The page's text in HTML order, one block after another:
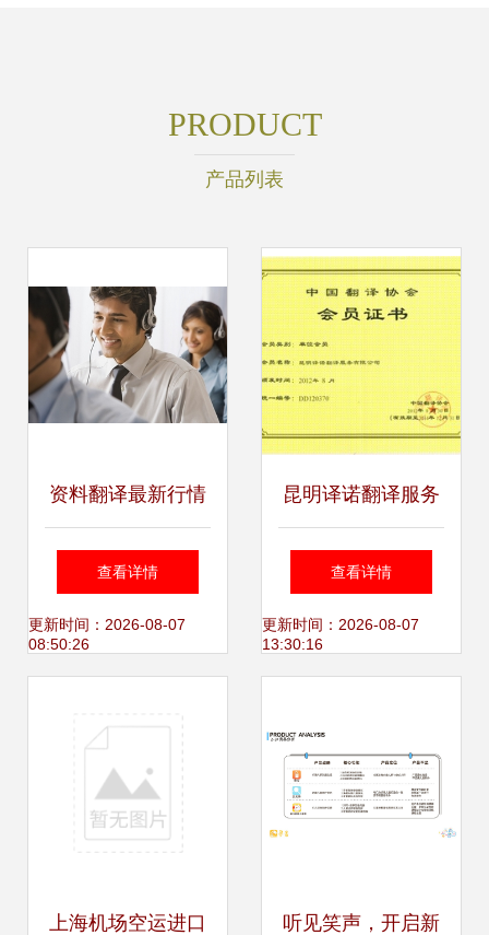
PRODUCT
产品列表
资料翻译最新行情
报价与俄语翻译公
司独特优势——北
术有限责任公司
查看详情
更新时间：2026-08-07
08:50:26
昆明译诺翻译服务
搭建沟通桥梁，传
递世界声音
查看详情
更新时间：2026-08-07
13:30:16
上海机场空运进口 听见笑声，开启新